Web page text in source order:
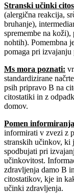
Stranski učinki
(alergična reakcija,
bruhanje),
spremembe na
nohtih). Pomembna
pomaga pri
Ms mora poznati:
standardizirane
psih pripravo B na
citostatiki in z
domov.
Pomen
informirati v zvezi z
stranskih učinkov, ki
spodbujati pri
učinkovitost.
zdravljenja damo B
citostatikov, kje in
učinki zdravljenja.